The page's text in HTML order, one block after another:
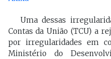
Uma dessas
Contas da União (TCU) a
por irregularidades em
Ministério do